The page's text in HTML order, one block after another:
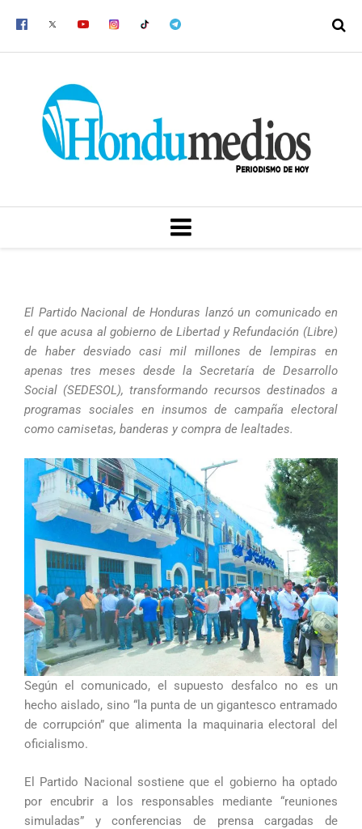
MENU
El Partido Nacional de Honduras lanzó un comunicado en
el que acusa al gobierno de Libertad y Refundación (Libre)
de haber desviado casi mil millones de lempiras en
apenas tres meses desde la Secretaría de Desarrollo
Social (SEDESOL), transformando recursos destinados a
programas sociales en insumos de campaña electoral
como camisetas, banderas y compra de lealtades.
Según el comunicado, el supuesto desfalco no es un
hecho aislado, sino “la punta de un gigantesco entramado
de corrupción” que alimenta la maquinaria electoral del
oficialismo.
El Partido Nacional sostiene que el gobierno ha optado
por encubrir a los responsables mediante “reuniones
simuladas” y conferencias de prensa cargadas de